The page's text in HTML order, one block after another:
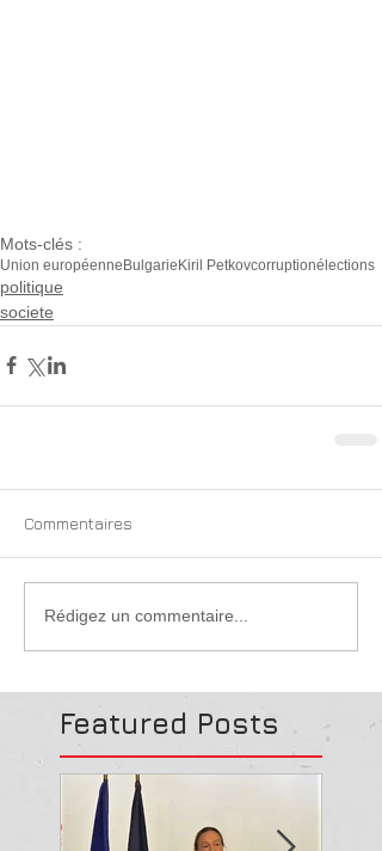
Featured Posts
Mots-clés :
Union européenneBulgarieKiril Petkovcorruptionélections
politique
societe
Commentaires
Rédigez un commentaire...